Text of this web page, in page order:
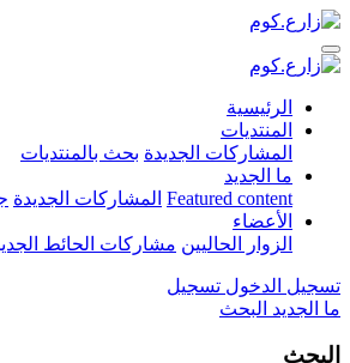
الرئيسية
المنتديات
المشاركات الجديدة بحث بالمنتديات
ما الجديد
Featured content المشاركات الجديدة
الأعضاء
الزوار الحاليين مشاركات الحائط
تسجيل الدخول تسجيل
ما الجديد البحث
البحث